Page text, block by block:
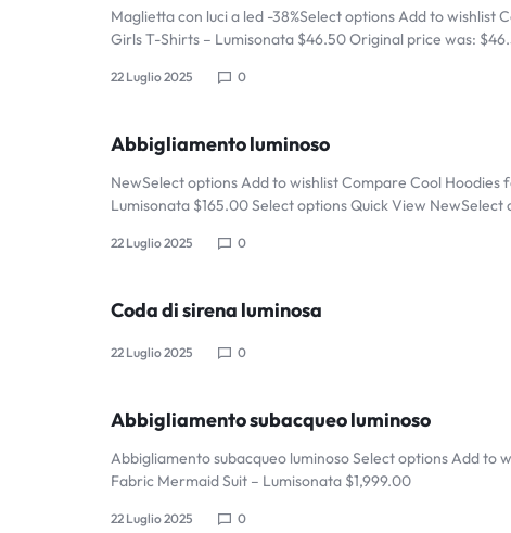
OUTFITS,
GLOWING
CLOTHES,
AND
RAVE
WEAR.SHOP
TODAY
FOR
THE
Maglietta con luci a led -38%Select options Add to
Girls T-Shirts – Lumisonata $46.50 Original price was:
22 Luglio 2025 0
Abbigliamento luminoso
NewSelect options Add to wishlist Compare Cool
Lumisonata $165.00 Select options Quick View
22 Luglio 2025 0
Coda di sirena luminosa
22 Luglio 2025 0
Abbigliamento subacqueo luminoso
Abbigliamento subacqueo luminoso Select options Add
Fabric Mermaid Suit – Lumisonata $1,999.00
22 Luglio 2025 0